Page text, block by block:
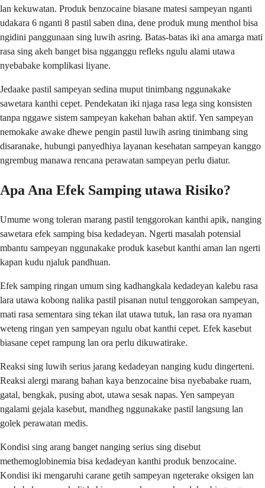
lan kekuwatan. Produk benzocaine biasane matesi sampeyan nganti
udakara 6 nganti 8 pastil saben dina, dene produk mung menthol bisa
ngidini panggunaan sing luwih asring. Batas-batas iki ana amarga mati
rasa sing akeh banget bisa ngganggu refleks ngulu alami utawa
nyebabake komplikasi liyane.
Jedaake pastil sampeyan sedina muput tinimbang nggunakake
sawetara kanthi cepet. Pendekatan iki njaga rasa lega sing konsisten
tanpa nggawe sistem sampeyan kakehan bahan aktif. Yen sampeyan
nemokake awake dhewe pengin pastil luwih asring tinimbang sing
disaranake, hubungi panyedhiya layanan kesehatan sampeyan kanggo
ngrembug manawa rencana perawatan sampeyan perlu diatur.
Apa Ana Efek Samping utawa Risiko?
Umume wong toleran marang pastil tenggorokan kanthi apik, nanging
sawetara efek samping bisa kedadeyan. Ngerti masalah potensial
mbantu sampeyan nggunakake produk kasebut kanthi aman lan ngerti
kapan kudu njaluk pandhuan.
Efek samping ringan umum sing kadhangkala kedadeyan kalebu rasa
lara utawa kobong nalika pastil pisanan nutul tenggorokan sampeyan,
mati rasa sementara sing tekan ilat utawa tutuk, lan rasa ora nyaman
weteng ringan yen sampeyan ngulu obat kanthi cepet. Efek kasebut
biasane cepet rampung lan ora perlu dikuwatirake.
Reaksi sing luwih serius jarang kedadeyan nanging kudu dingerteni.
Reaksi alergi marang bahan kaya benzocaine bisa nyebabake ruam,
gatal, bengkak, pusing abot, utawa sesak napas. Yen sampeyan
ngalami gejala kasebut, mandheg nggunakake pastil langsung lan
golek perawatan medis.
Kondisi sing arang banget nanging serius sing disebut
methemoglobinemia bisa kedadeyan kanthi produk benzocaine.
Kondisi iki mengaruhi carane getih sampeyan ngeterake oksigen lan